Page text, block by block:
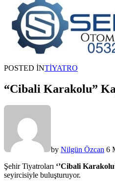
POSTED INTIYATRO
“Cibali Karakolu”
by Nilgün Özcan 6
Şehir Tiyatroları ‘’Cibali
seyircisiyle buluşturuyor.